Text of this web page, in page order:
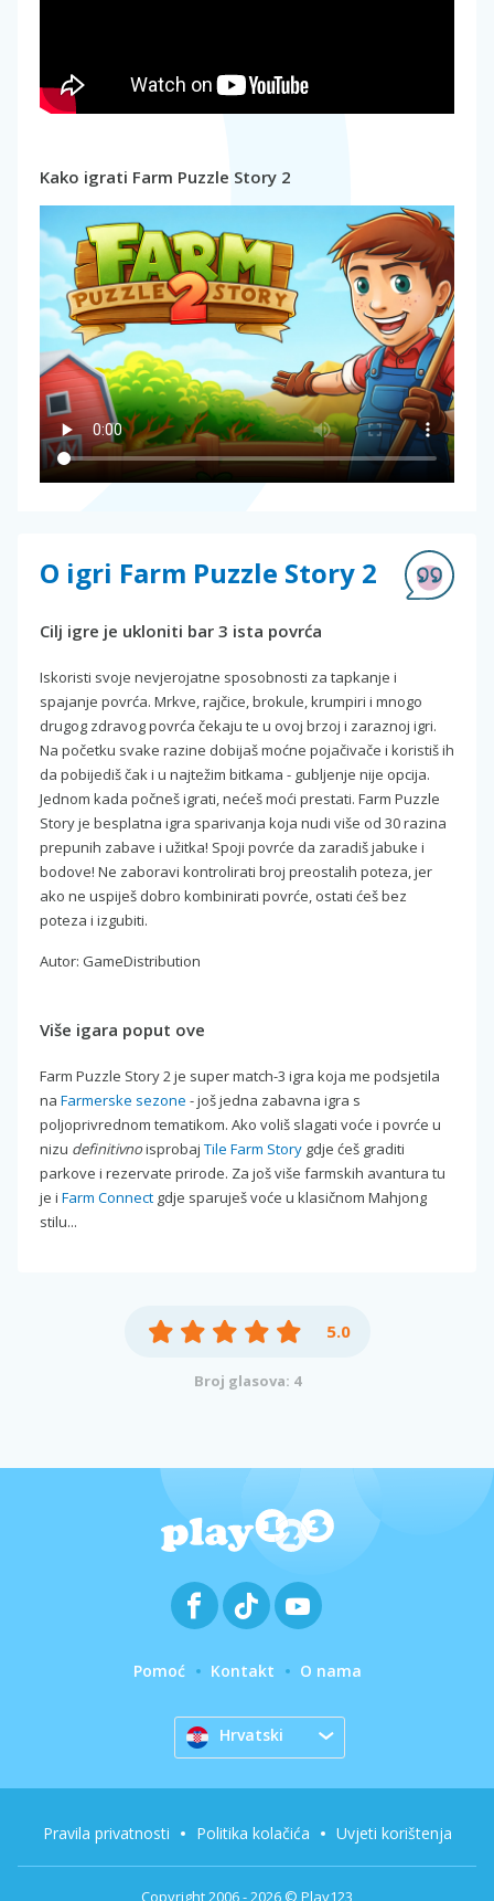
Kako igrati Farm Puzzle Story 2
O igri Farm Puzzle Story 2
Cilj igre je ukloniti bar 3 ista povrća
Iskoristi svoje nevjerojatne sposobnosti za tapkanje i
spajanje povrća. Mrkve, rajčice, brokule, krumpiri i mnogo
drugog zdravog povrća čekaju te u ovoj brzoj i zaraznoj igri.
Na početku svake razine dobijaš moćne pojačivače i koristiš ih
da pobijediš čak i u najtežim bitkama - gubljenje nije opcija.
Jednom kada počneš igrati, nećeš moći prestati. Farm Puzzle
Story je besplatna igra sparivanja koja nudi više od 30 razina
prepunih zabave i užitka! Spoji povrće da zaradiš jabuke i
bodove! Ne zaboravi kontrolirati broj preostalih poteza, jer
ako ne uspiješ dobro kombinirati povrće, ostati ćeš bez
poteza i izgubiti.
Autor: GameDistribution
Više igara poput ove
Farm Puzzle Story 2 je super match-3 igra koja me podsjetila
na Farmerske sezone - još jedna zabavna igra s
poljoprivrednom tematikom. Ako voliš slagati voće i povrće u
nizu definitivnoisprobaj Tile Farm Story gdje ćeš graditi
parkove i rezervate prirode. Za još više farmskih avantura tu
je i Farm Connect gdje sparuješ voće u klasičnom Mahjong
stilu...
5.0
Broj glasova: 4
Pomoć Kontakt O nama
Hrvatski
Copyright 2006 - 2026 © Play123
Pravila privatnosti Politika kolačića Uvjeti korištenja